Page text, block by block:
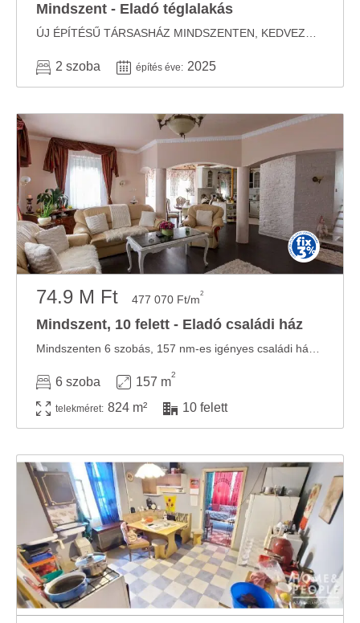
Mindszent - Eladó téglalakás
2 szoba építés éve: 2025
74.9 M Ft 477 070 Ft/m2
Mindszent, 10 felett - Eladó családi ház
6 szoba 157 m
2
telekméret: 824 m² 10 felett